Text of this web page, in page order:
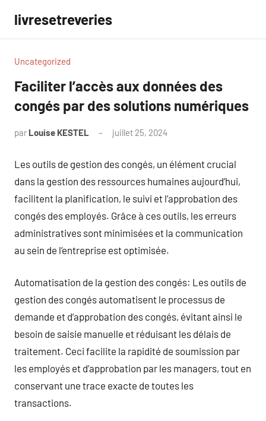
contenu
livresetreveries
Uncategorized
Faciliter l’accès aux données des
congés par des solutions numériques
par Louise KESTEL juillet 25, 2024
Les outils de gestion des congés, un élément crucial
dans la gestion des ressources humaines aujourd’hui,
facilitent la planification, le suivi et l’approbation des
congés des employés. Grâce à ces outils, les erreurs
administratives sont minimisées et la communication
au sein de l’entreprise est optimisée.
Automatisation de la gestion des congés: Les outils de
gestion des congés automatisent le processus de
demande et d’approbation des congés, évitant ainsi le
besoin de saisie manuelle et réduisant les délais de
traitement. Ceci facilite la rapidité de soumission par
les employés et d’approbation par les managers, tout en
conservant une trace exacte de toutes les
transactions.